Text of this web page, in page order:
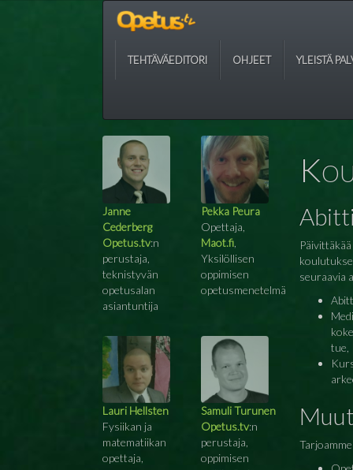
TEHTÄVÄEDITORI OHJEET YLEISTÄ
Janne
Cederberg
Opetus.tv:n
perustaja,
teknistyvän
opetusalan
asiantuntija
Pekka Peura
Opettaja,
Maot.fi
Yksilöllisen
oppimisen
opetusmenetelmä
Lauri Hellsten
Fysiikan ja
matematiikan
opettaja,
Samuli Turunen
Opetus.tv:n
perustaja,
oppimisen
seuraavia
tue,